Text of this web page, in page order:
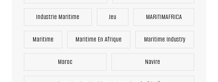
Industrie Maritime Jeu MARITIMAFRICA
Maritime Maritime En Afrique Maritime Industry
Maroc Navire